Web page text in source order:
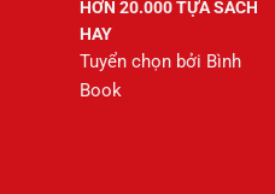
HƠN 20.000 TỰA SÁCH
HAY
Tuyển chọn bởi Bình
Book